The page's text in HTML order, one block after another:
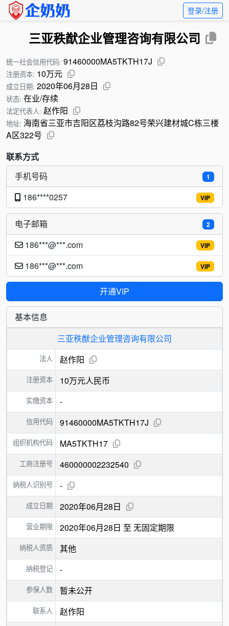
登录/注册
三亚秩猷企业管理咨询有限公司
统一社会信用代码: 91460000MA5TKTH17J
注册资本: 10万元
成立日期: 2020年06月28日
状态: 在业/存续
法定代表人: 赵作阳
地址: 海南省三亚市吉阳区荔枝沟路82号荣兴建材城C栋三楼
A区322号
联系方式
1
手机号码
VIP
186****0257
2
电子邮箱
VIP
186***@***.com
VIP
186***@***.com
开通VIP
基本信息
三亚秩猷企业管理咨询有限公司
法人 赵作阳
注册资本 10万元人民币
实缴资本 -
信用代码 91460000MA5TKTH17J
组织机构代码 MA5TKTH17
工商注册号 460000002232540
纳税人识别号 -
成立日期 2020年06月28日
营业期限 2020年06月28日 至 无固定期限
纳税人资质 其他
纳税登记 -
参保人数 暂未公开
联系人 赵作阳